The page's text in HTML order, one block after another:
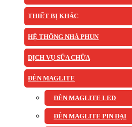
THIẾT BỊ KHÁC
HỆ THỐNG NHÀ PHUN
DỊCH VỤ SỮA CHỮA
ĐÈN MAGLITE
ĐÈN MAGLITE LED
ĐÈN MAGLITE PIN ĐẠI